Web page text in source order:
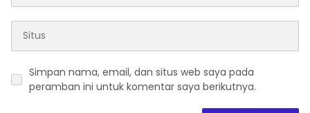
Simpan nama, email, dan situs web saya pada
peramban ini untuk komentar saya berikutnya.